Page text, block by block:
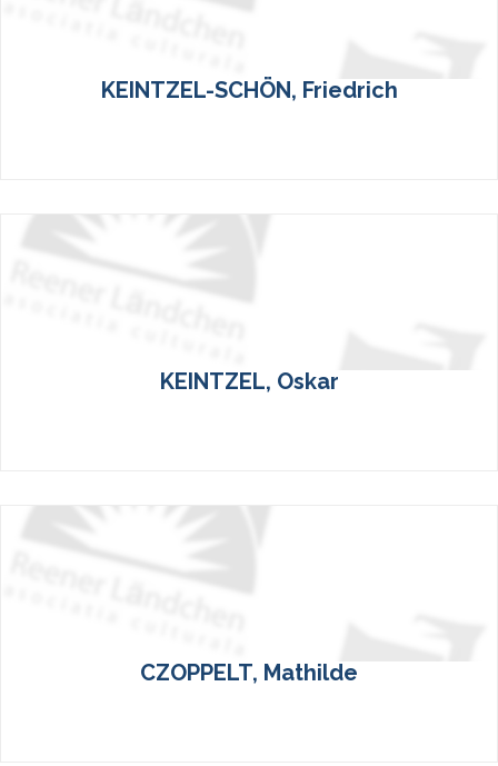
KEINTZEL-SCHÖN, Friedrich
KEINTZEL, Oskar
CZOPPELT, Mathilde